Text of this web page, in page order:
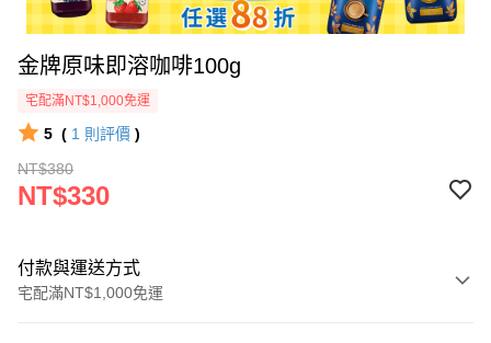
金牌原味即溶咖啡100g
宅配滿NT$1,000免運
5 ( 1 則評價 )
NT$380
NT$330
付款與運送方式
宅配滿NT$1,000免運